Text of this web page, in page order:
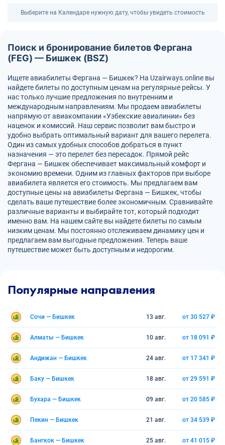
Выберите на Календаре нужную дату, чтобы увидеть стоимость
Поиск и бронирование билетов Фергана
(FEG) — Бишкек (BSZ)
Ищете авиабилеты Фергана — Бишкек? На Uzairways.online вы
найдете билеты по доступным ценам на регулярные рейсы. У
нас только лучшие предложения по внутренним и
международным направлениям. Мы продаем авиабилеты
напрямую от авиакомпании «Узбекские авиалинии» без
наценок и комиссий. Наш сервис позволит вам быстро и
удобно выбрать оптимальный вариант для вашего перелета.
Один из самых удобных способов добраться в пункт
назначения — это перелет без пересадок. Прямой рейс
Фергана — Бишкек обеспечивает максимальный комфорт и
экономию времени. Одним из главных факторов при выборе
авиабилета является его стоимость. Мы предлагаем вам
доступные цены на авиабилеты Фергана — Бишкек, чтобы
сделать ваше путешествие более экономичным. Сравнивайте
различные варианты и выбирайте тот, который подходит
именно вам. На нашем сайте вы найдете билеты по самым
низким ценам. Мы постоянно отслеживаем динамику цен и
предлагаем вам выгодные предложения. Теперь ваше
путешествие может быть доступным и недорогим.
Популярные направления
Сочи — Бишкек 13 авг. от 30 527 ₽
Алматы — Бишкек 10 авг. от 18 091 ₽
Андижан — Бишкек 24 авг. от 17 341 ₽
Баку — Бишкек 18 авг. от 29 591 ₽
Бухара — Бишкек 09 авг. от 20 585 ₽
Пекин — Бишкек 21 авг. от 34 539 ₽
Бангкок — Бишкек 25 авг. от 41 015 ₽